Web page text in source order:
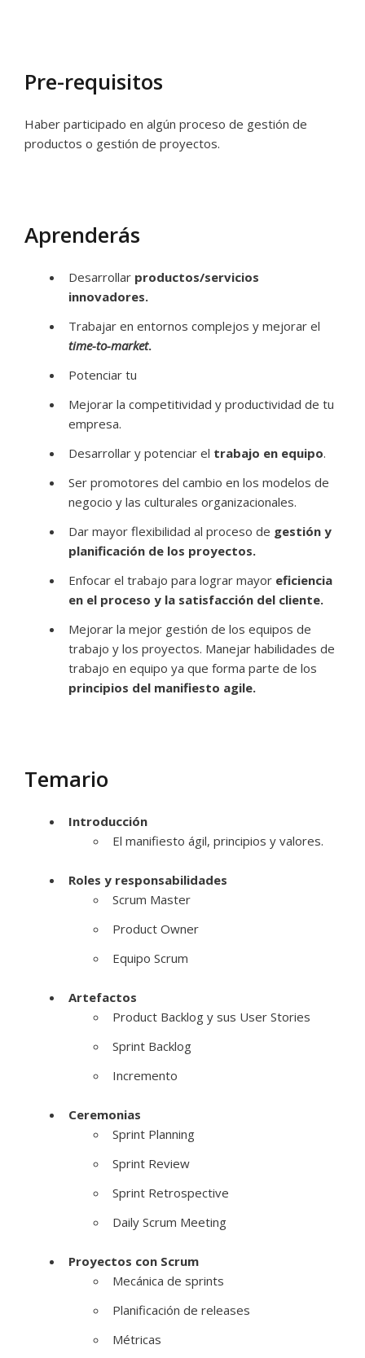
Pre-requisitos
Haber participado en algún proceso de gestión de
productos o gestión de proyectos.
Aprenderás
Desarrollar productos/servicios
innovadores.
Trabajar en entornos complejos y mejorar el
time-to-market.
Potenciar tu
Mejorar la competitividad y productividad de tu
empresa.
Desarrollar y potenciar el trabajo en equipo.
Ser promotores del cambio en los modelos de
negocio y las culturales organizacionales.
Dar mayor flexibilidad al proceso de gestión y
planificación de los proyectos.
Enfocar el trabajo para lograr mayor eficiencia
en el proceso y la satisfacción del cliente.
Mejorar la mejor gestión de los equipos de
trabajo y los proyectos. Manejar habilidades de
trabajo en equipo ya que forma parte de los
principios del manifiesto agile.
Temario
Introducción
El manifiesto ágil, principios y valores.
Roles y responsabilidades
Scrum Master
Product Owner
Equipo Scrum
Artefactos
Product Backlog y sus User Stories
Sprint Backlog
Incremento
Ceremonias
Sprint Planning
Sprint Review
Sprint Retrospective
Daily Scrum Meeting
Proyectos con Scrum
Mecánica de sprints
Planificación de releases
Métricas